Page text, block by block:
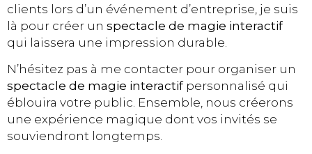
clients lors d’un événement d’entreprise, je suis
là pour créer un spectacle de magie interactif
qui laissera une impression durable.
N’hésitez pas à me contacter pour organiser un
spectacle de magie interactifpersonnalisé qui
éblouira votre public. Ensemble, nous créerons
une expérience magique dont vos invités se
souviendront longtemps.